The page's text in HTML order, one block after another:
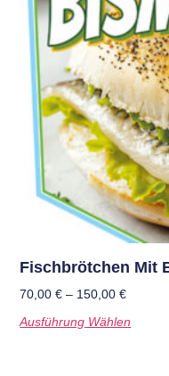
Fischbrötchen Mit
70,00€ – 150,00€
Ausführung Wählen